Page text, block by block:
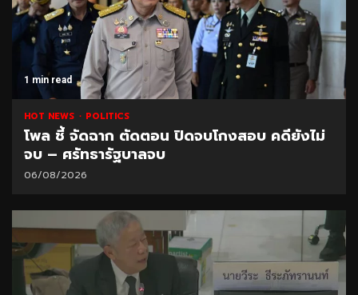
1 min read
HOT NEWS POLITICS
โพล ชี้ จัดฉาก ตัดตอน ปิดจบโกงสอบ คดียังไม่
จบ – ศรัทธารัฐบาลจบ
06/08/2026